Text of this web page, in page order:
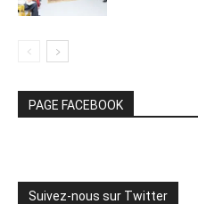
PAGE FACEBOOK
Suivez-nous sur Twitter